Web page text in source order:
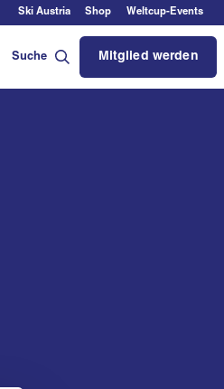
Ski Austria Shop Weltcup-Events
Suche Mitglied werden